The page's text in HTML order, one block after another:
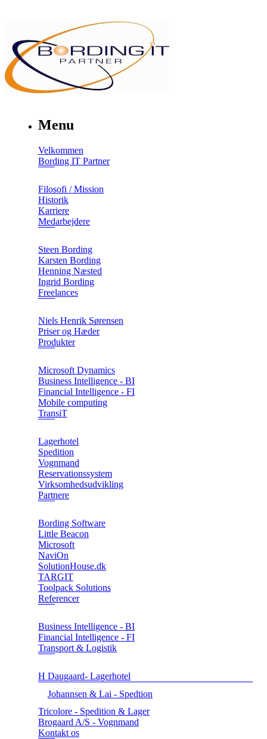
Menu
Velkommen
Bording IT Partner
Filosofi / Mission
Historik
Karriere
Medarbejdere
Steen Bording
Karsten Bording
Henning Næsted
Ingrid Bording
Freelances
Niels Henrik Sørensen
Priser og Hæder
Produkter
Microsoft Dynamics
Business Intelligence - BI
Financial Intelligence - FI
Mobile computing
TransiT
Lagerhotel
Spedition
Vognmand
Reservationssystem
Virksomhedsudvikling
Partnere
Bording Software
Little Beacon
Microsoft
NaviOn
SolutionHouse.dk
TARGIT
Toolpack Solutions
Referencer
Business Intelligence - BI
Financial Intelligence - FI
Transport & Logistik
H Daugaard- Lagerhotel
Johannsen & Lai - Spedtion
Tricolore - Spedition & Lager
Brogaard A/S - Vognmand
Kontakt os